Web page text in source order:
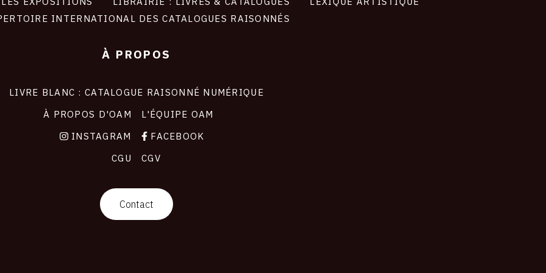
INTERNATIONAL DES CATALOGUES RAISONNÉS
À PROPOS
LIVRE BLANC : CATALOGUE RAISONNÉ NUMÉRIQUE
À PROPOS D'OAM
L'ÉQUIPE OAM
INSTAGRAM
FACEBOOK
CGU
CGV
Contact